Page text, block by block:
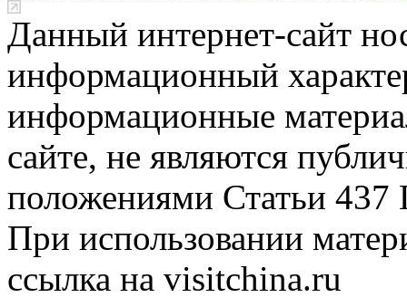
Данный интернет-сайт
информационный
информационные
сайте, не являются
положениями Статьи 437
При использовании
ссылка на visitchina.ru